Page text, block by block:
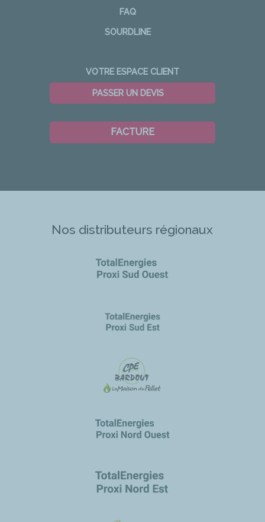
FAQ
SOURDLINE
VOTRE ESPACE CLIENT
PASSER UN DEVIS
FACTURE
Nos distributeurs régionaux